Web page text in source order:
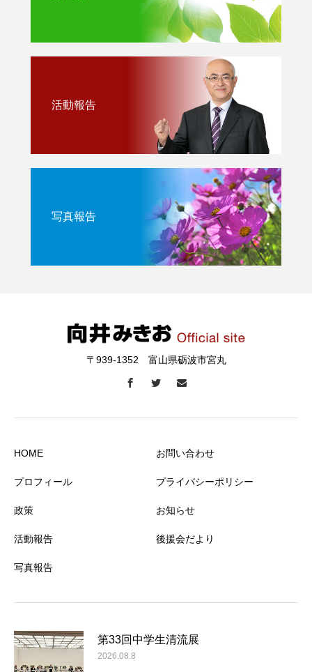
活動報告
写真報告
〒939-1352 富山県砺波市宮丸
HOME
プロフィール
政策
活動報告
写真報告
お問い合わせ
プライバシーポリシー
お知らせ
後援会だより
第33回中学生清流展
2026.08.8